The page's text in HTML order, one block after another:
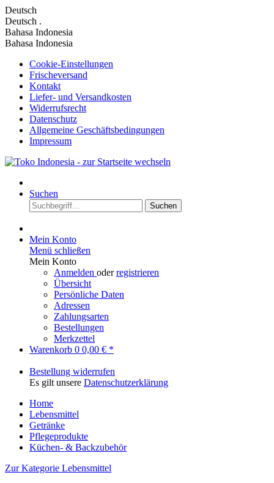
Deutsch
Deutsch .
Bahasa Indonesia
Bahasa Indonesia
Cookie-Einstellungen
Frischeversand
Kontakt
Liefer- und Versandkosten
Widerrufsrecht
Datenschutz
Allgemeine Geschäftsbedingungen
Impressum
Suchen
Suchen
Mein Konto
Menü schließen
Mein Konto
Anmelden oderregistrieren
Übersicht
Persönliche Daten
Adressen
Zahlungsarten
Bestellungen
Merkzettel
Warenkorb 0 0,00 € *
Bestellung widerrufen
Es gilt unsere Datenschutzerklärung
Home
Lebensmittel
Getränke
Pflegeprodukte
Küchen- & Backzubehör
Zur Kategorie Lebensmittel